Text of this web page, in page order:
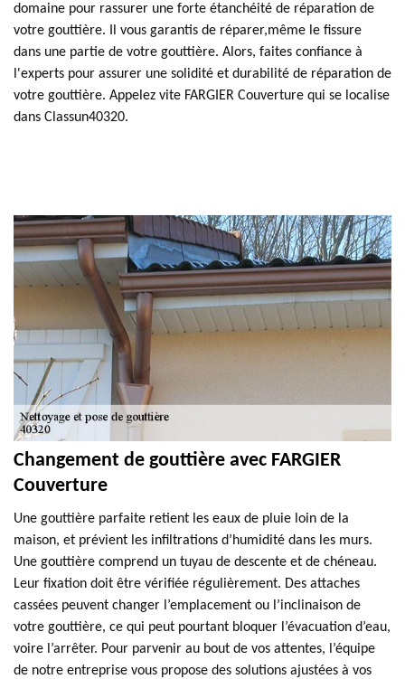
domaine pour rassurer une forte étanchéité de réparation de
votre gouttière. Il vous garantis de réparer,même le fissure
dans une partie de votre gouttière. Alors, faites confiance à
l'experts pour assurer une solidité et durabilité de réparation de
votre gouttière. Appelez vite FARGIER Couverture qui se localise
dans Classun40320.
Changement de gouttière avec FARGIER
Couverture
Une gouttière parfaite retient les eaux de pluie loin de la
maison, et prévient les infiltrations d’humidité dans les murs.
Une gouttière comprend un tuyau de descente et de chéneau.
Leur fixation doit être vérifiée régulièrement. Des attaches
cassées peuvent changer l’emplacement ou l’inclinaison de
votre gouttière, ce qui peut pourtant bloquer l’évacuation d’eau,
voire l’arrêter. Pour parvenir au bout de vos attentes, l’équipe
de notre entreprise vous propose des solutions ajustées à vos